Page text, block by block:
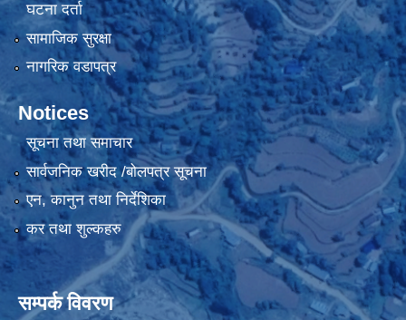
घटना दर्ता
सामाजिक सुरक्षा
नागरिक वडापत्र
Notices
सूचना तथा समाचार
सार्वजनिक खरीद /बोलपत्र सूचना
एन, कानुन तथा निर्देशिका
कर तथा शुल्कहरु
सम्पर्क विवरण